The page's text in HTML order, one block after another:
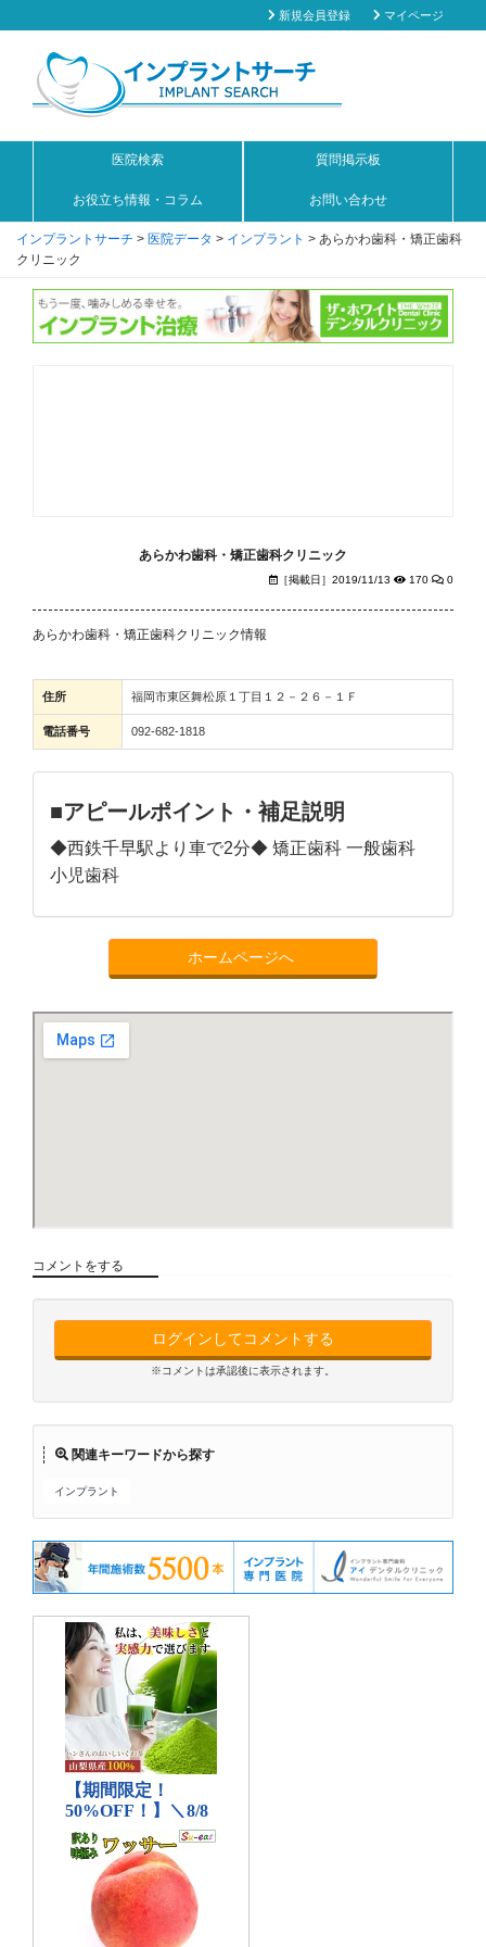
新規会員登録 マイページ
医院検索 質問掲示板
お役立ち情報・コラム お問い合わせ
インプラントサーチ > 医院データ > インプラント > あらかわ歯科・矯正歯科
クリニック
あらかわ歯科・矯正歯科クリニック
［掲載日］2019/11/13 170 0
あらかわ歯科・矯正歯科クリニック情報
住所 福岡市東区舞松原１丁目１２－２６－１Ｆ
電話番号 092-682-1818
■アピールポイント・補足説明
◆西鉄千早駅より車で2分◆ 矯正歯科 一般歯科
小児歯科
ホームページへ
コメントをする
ログインしてコメントする
※コメントは承認後に表示されます。
関連キーワードから探す
インプラント